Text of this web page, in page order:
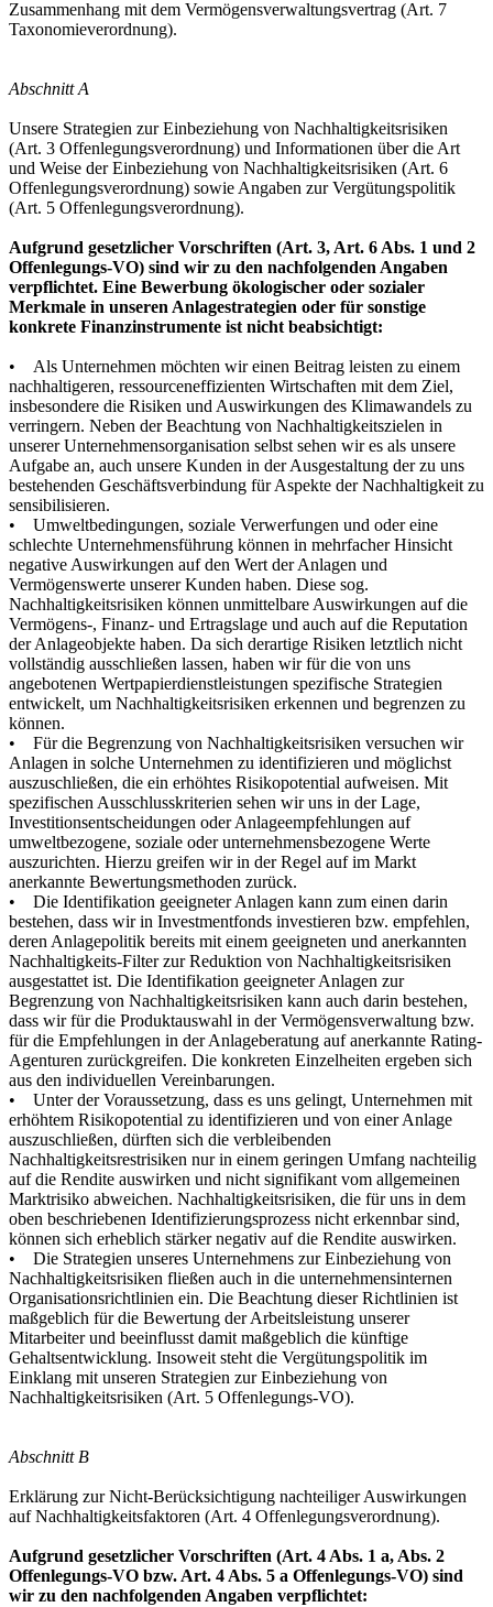
Zusammenhang mit dem Vermögensverwaltungsvertrag (Art. 7
Taxonomieverordnung).
Abschnitt A
Unsere Strategien zur Einbeziehung von Nachhaltigkeitsrisiken
(Art. 3 Offenlegungsverordnung) und Informationen über die Art
und Weise der Einbeziehung von Nachhaltigkeitsrisiken (Art. 6
Offenlegungsverordnung) sowie Angaben zur Vergütungspolitik
(Art. 5 Offenlegungsverordnung).
Aufgrund gesetzlicher Vorschriften (Art. 3, Art. 6 Abs. 1 und 2
Offenlegungs-VO) sind wir zu den nachfolgenden Angaben
verpflichtet. Eine Bewerbung ökologischer oder sozialer
Merkmale in unseren Anlagestrategien oder für sonstige
konkrete Finanzinstrumente ist nicht beabsichtigt:
• Als Unternehmen möchten wir einen Beitrag leisten zu einem
nachhaltigeren, ressourceneffizienten Wirtschaften mit dem Ziel,
insbesondere die Risiken und Auswirkungen des Klimawandels zu
verringern. Neben der Beachtung von Nachhaltigkeitszielen in
unserer Unternehmensorganisation selbst sehen wir es als unsere
Aufgabe an, auch unsere Kunden in der Ausgestaltung der zu uns
bestehenden Geschäftsverbindung für Aspekte der Nachhaltigkeit zu
sensibilisieren.
• Umweltbedingungen, soziale Verwerfungen und oder eine
schlechte Unternehmensführung können in mehrfacher Hinsicht
negative Auswirkungen auf den Wert der Anlagen und
Vermögenswerte unserer Kunden haben. Diese sog.
Nachhaltigkeitsrisiken können unmittelbare Auswirkungen auf die
Vermögens-, Finanz- und Ertragslage und auch auf die Reputation
der Anlageobjekte haben. Da sich derartige Risiken letztlich nicht
vollständig ausschließen lassen, haben wir für die von uns
angebotenen Wertpapierdienstleistungen spezifische Strategien
entwickelt, um Nachhaltigkeitsrisiken erkennen und begrenzen zu
können.
• Für die Begrenzung von Nachhaltigkeitsrisiken versuchen wir
Anlagen in solche Unternehmen zu identifizieren und möglichst
auszuschließen, die ein erhöhtes Risikopotential aufweisen. Mit
spezifischen Ausschlusskriterien sehen wir uns in der Lage,
Investitionsentscheidungen oder Anlageempfehlungen auf
umweltbezogene, soziale oder unternehmensbezogene Werte
auszurichten. Hierzu greifen wir in der Regel auf im Markt
anerkannte Bewertungsmethoden zurück.
• Die Identifikation geeigneter Anlagen kann zum einen darin
bestehen, dass wir in Investmentfonds investieren bzw. empfehlen,
deren Anlagepolitik bereits mit einem geeigneten und anerkannten
Nachhaltigkeits-Filter zur Reduktion von Nachhaltigkeitsrisiken
ausgestattet ist. Die Identifikation geeigneter Anlagen zur
Begrenzung von Nachhaltigkeitsrisiken kann auch darin bestehen,
dass wir für die Produktauswahl in der Vermögensverwaltung bzw.
für die Empfehlungen in der Anlageberatung auf anerkannte Rating-
Agenturen zurückgreifen. Die konkreten Einzelheiten ergeben sich
aus den individuellen Vereinbarungen.
• Unter der Voraussetzung, dass es uns gelingt, Unternehmen mit
erhöhtem Risikopotential zu identifizieren und von einer Anlage
auszuschließen, dürften sich die verbleibenden
Nachhaltigkeitsrestrisiken nur in einem geringen Umfang nachteilig
auf die Rendite auswirken und nicht signifikant vom allgemeinen
Marktrisiko abweichen. Nachhaltigkeitsrisiken, die für uns in dem
oben beschriebenen Identifizierungsprozess nicht erkennbar sind,
können sich erheblich stärker negativ auf die Rendite auswirken.
• Die Strategien unseres Unternehmens zur Einbeziehung von
Nachhaltigkeitsrisiken fließen auch in die unternehmensinternen
Organisationsrichtlinien ein. Die Beachtung dieser Richtlinien ist
maßgeblich für die Bewertung der Arbeitsleistung unserer
Mitarbeiter und beeinflusst damit maßgeblich die künftige
Gehaltsentwicklung. Insoweit steht die Vergütungspolitik im
Einklang mit unseren Strategien zur Einbeziehung von
Nachhaltigkeitsrisiken (Art. 5 Offenlegungs-VO).
Abschnitt B
Erklärung zur Nicht-Berücksichtigung nachteiliger Auswirkungen
auf Nachhaltigkeitsfaktoren (Art. 4 Offenlegungsverordnung).
Aufgrund gesetzlicher Vorschriften (Art. 4 Abs. 1 a, Abs. 2
Offenlegungs-VO bzw. Art. 4 Abs. 5 a Offenlegungs-VO) sind
wir zu den nachfolgenden Angaben verpflichtet: